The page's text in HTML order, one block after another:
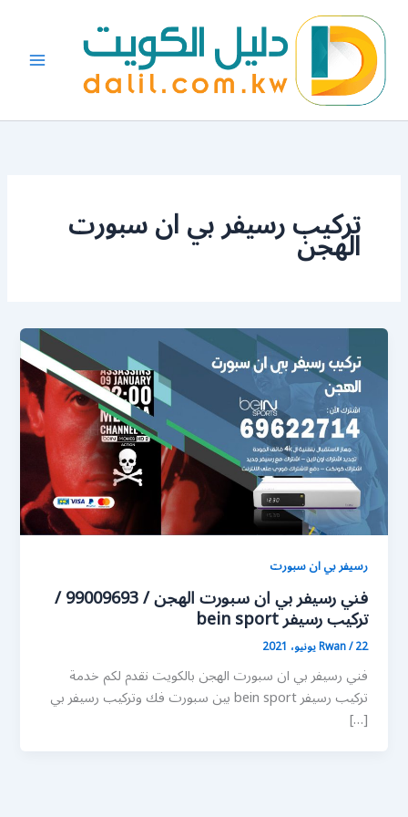
المحتوى
تركيب رسيفر بي ان سبورت
الهجن
رسيفر بي ان سبورت
فني رسيفر بي ان سبورت الهجن / 99009693 /
تركيب رسيفر bein sport
Rwan/22 يونيو، 2021
فني رسيفر بي ان سبورت الهجن بالكويت نقدم لكم خدمة
تركيب رسيفر bein sport بين سبورت فك وتركيب رسيفر بي
[…]